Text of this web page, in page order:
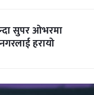
सुपर ओभरमा
हरायो